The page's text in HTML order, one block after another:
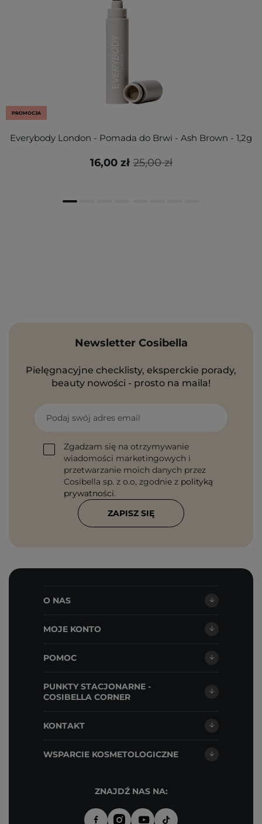
PROMOCJA
Everybody London - Pomada do Brwi - Ash Brown - 1,2g
25,00 zł
16,00 zł
Newsletter Cosibella
Pielęgnacyjne checklisty, eksperckie porady,
beauty nowości - prosto na maila!
Podaj swój adres email
Zgadzam się na otrzymywanie
wiadomości marketingowych i
przetwarzanie moich danych przez
Cosibella sp. z o.o, zgodnie z polityką
prywatności.
ZAPISZ SIĘ
O NAS
MOJE KONTO
POMOC
PUNKTY STACJONARNE -
COSIBELLA CORNER
KONTAKT
WSPARCIE KOSMETOLOGICZNE
ZNAJDŹ NAS NA: